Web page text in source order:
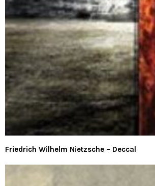
Friedrich Wilhelm Nietzsche – Deccal